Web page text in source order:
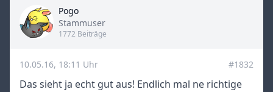
Pogo
Title
Stammuser
1772 Beiträge
10.05.16, 18:11 Uhr #1832
Das sieht ja echt gut aus! Endlich mal ne richtige